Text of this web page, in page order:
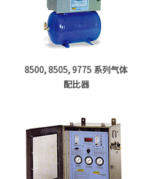
8500, 8505, 9775 系列气体
配比器